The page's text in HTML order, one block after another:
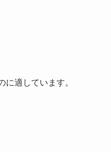
適しています。